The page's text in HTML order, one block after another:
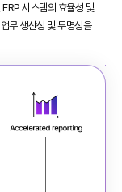
시스템의 효율성 및
무 생산성 및 투명성을